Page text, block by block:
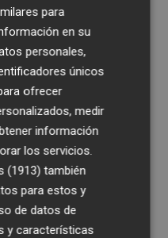
con Josan, en imágenes
2 del PEIF y confina
del incendio forestal
fronterizos a los
Foios, en imágenes
para
en su
personales,
únicos
ofrecer
medir
información
los servicios.
(1913) también
para estos y
de datos de
y características